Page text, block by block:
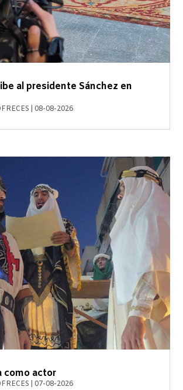
al presidente Sánchez en
08-08-2026
como actor
07-08-2026